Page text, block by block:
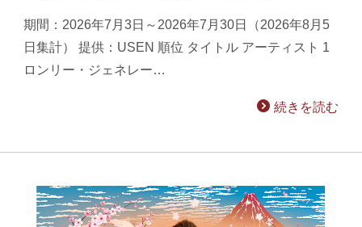
期間：2026年7月3日～2026年7月30日（2026年8月5
日集計） 提供：USEN 順位 タイトル アーティスト 1
ロンリー・ジェネレー…
続きを読む